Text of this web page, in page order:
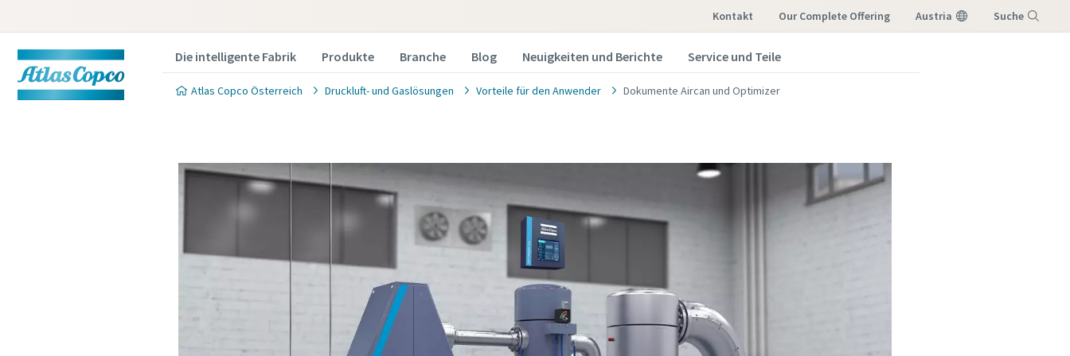
Kontakt Our Complete Offering Austria Suche
Die intelligente Fabrik Produkte Branche Blog Neuigkeiten und Berichte Service und Teile
Atlas Copco Österreich Druckluft- und Gaslösungen Vorteile für den Anwender Dokumente Aircan und Optimizer
Produktanfrage
Wenn Sie ein Angebot von Ihrem Atlas Copco-Verkaufsberater erhalten möchten,
füllen Sie bitte das unten stehende Formular aus. Wir lassen Ihnen die
gewünschten Angebotsinformationen kurzfristig zukommen.
Sie können uns auch direkt eine Nachricht senden, indem Sie auf die folgende E-